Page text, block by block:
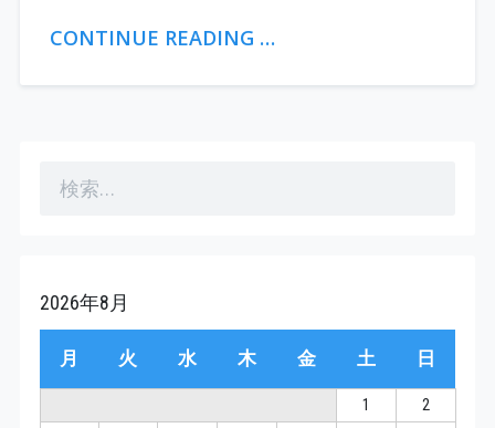
CONTINUE READING …
2026年8月
月 火 水 木 金 土 日
1
2